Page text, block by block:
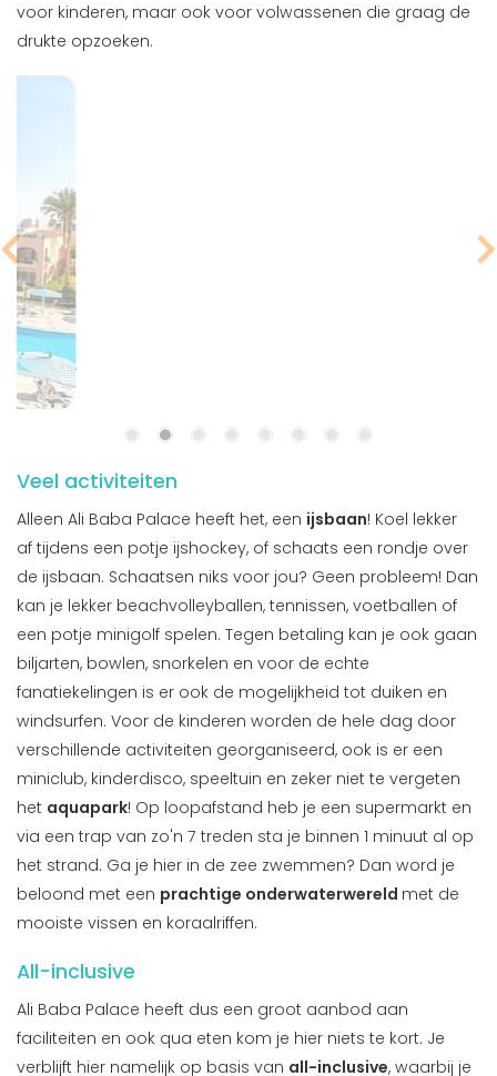
voor kinderen, maar ook voor volwassenen die graag de
drukte opzoeken.
Veel activiteiten
Alleen Ali Baba Palace heeft het, een ijsbaan! Koel lekker
af tijdens een potje ijshockey, of schaats een rondje over
de ijsbaan. Schaatsen niks voor jou? Geen probleem! Dan
kan je lekker beachvolleyballen, tennissen, voetballen of
een potje minigolf spelen. Tegen betaling kan je ook gaan
biljarten, bowlen, snorkelen en voor de echte
fanatiekelingen is er ook de mogelijkheid tot duiken en
windsurfen. Voor de kinderen worden de hele dag door
verschillende activiteiten georganiseerd, ook is er een
miniclub, kinderdisco, speeltuin en zeker niet te vergeten
het aquapark! Op loopafstand heb je een supermarkt en
via een trap van zo'n 7 treden sta je binnen 1 minuut al op
het strand. Ga je hier in de zee zwemmen? Dan word je
beloond met een prachtige onderwaterwereld met de
mooiste vissen en koraalriffen.
All-inclusive
Ali Baba Palace heeft dus een groot aanbod aan
faciliteiten en ook qua eten kom je hier niets te kort. Je
verblijft hier namelijk op basis van all-inclusive, waarbij je